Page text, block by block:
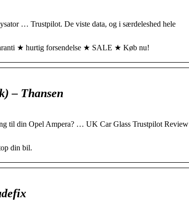
… Trustpilot. De viste data, og i særdeleshed hele
★ hurtig forsendelse ★ SALE ★ Køb nu!
– Thansen
til din Opel Ampera? … UK Car Glass Trustpilot Review
din bil.